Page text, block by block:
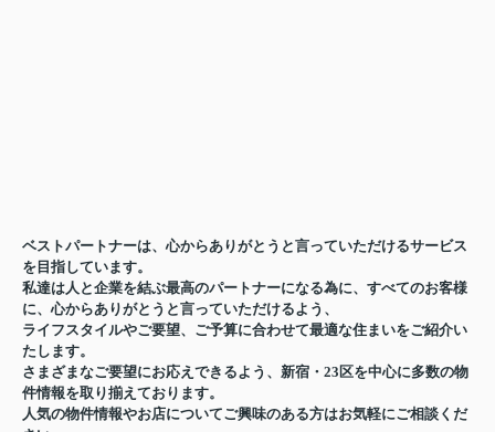
ベストパートナーは、心からありがとうと言っていただけるサービス
を目指しています。
私達は人と企業を結ぶ最高のパートナーになる為に、すべてのお客様
に、心からありがとうと言っていただけるよう、
ライフスタイルやご要望、ご予算に合わせて最適な住まいをご紹介い
たします。
さまざまなご要望にお応えできるよう、新宿・23区を中心に多数の物
件情報を取り揃えております。
人気の物件情報やお店についてご興味のある方はお気軽にご相談くだ